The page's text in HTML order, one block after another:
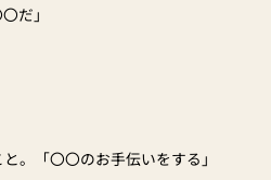
だ」
。「〇〇のお手伝いをする」